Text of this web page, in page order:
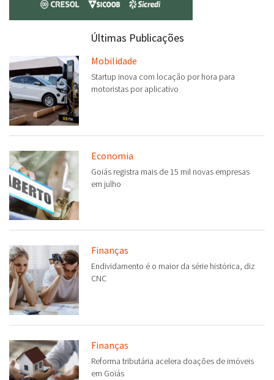
Últimas Publicações
Mobilidade
Startup inova com locação por hora para
motoristas por aplicativo
Economia
Goiás registra mais de 15 mil novas empresas
em julho
Finanças
Endividamento é o maior da série histórica, diz
CNC
Finanças
Reforma tributária acelera doações de imóveis
em Goiás